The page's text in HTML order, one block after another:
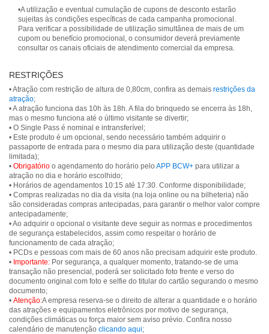
•A utilização e eventual cumulação de cupons de desconto estarão
sujeitas às condições específicas de cada campanha promocional.
Para verificar a possibilidade de utilização simultânea de mais de um
cupom ou benefício promocional, o consumidor deverá previamente
consultar os canais oficiais de atendimento comercial da empresa.
RESTRIÇÕES
• Atração com restrição de altura de 0,80cm, confira as demais restrições da
atração;
• A atração funciona das 10h às 18h. A fila do brinquedo se encerra às 18h,
mas o mesmo funciona até o último visitante se divertir;
• O Single Pass é nominal e intransferível;
• Este produto é um opcional, sendo necessário também adquirir o
passaporte de entrada para o mesmo dia para utilização deste (quantidade
limitada);
• Obrigatório o agendamento do horário pelo APP BCW+ para utilizar a
atração no dia e horário escolhido;
• Horários de agendamentos 10:15 até 17:30. Conforme disponibilidade;
• Compras realizadas no dia da visita (na loja online ou na bilheteria) não
são consideradas compras antecipadas, para garantir o melhor valor compre
antecipadamente;
• Ao adquirir o opcional o visitante deve seguir as normas e procedimentos
de segurança estabelecidos, assim como respeitar o horário de
funcionamento de cada atração;
• PCDs e pessoas com mais de 60 anos não precisam adquirir este produto.
• Importante: Por segurança, a qualquer momento, tratando-se de uma
transação não presencial, poderá ser solicitado foto frente e verso do
documento original com foto e selfie do titular do cartão segurando o mesmo
documento;
• Atenção:A empresa reserva-se o direito de alterar a quantidade e o horário
das atrações e equipamentos eletrônicos por motivo de segurança,
condições climáticas ou força maior sem aviso prévio. Confira nosso
calendário de manutenção clicando aqui;